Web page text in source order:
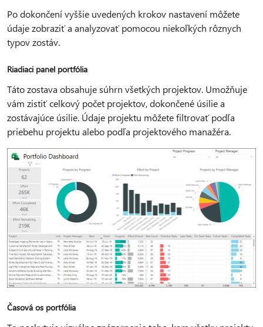
Po dokončení vyššie uvedených krokov nastavení môžete
údaje zobraziť a analyzovať pomocou niekoľkých rôznych
typov zostáv.
Riadiaci panel portfólia
Táto zostava obsahuje súhrn všetkých projektov. Umožňuje
vám zistiť celkový počet projektov, dokončené úsilie a
zostávajúce úsilie. Údaje projektu môžete filtrovať podľa
priebehu projektu alebo podľa projektového manažéra.
Časová os portfólia